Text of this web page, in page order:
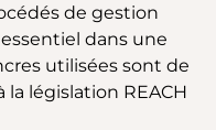
de gestion
dans une
utilisées sont de
législation REACH